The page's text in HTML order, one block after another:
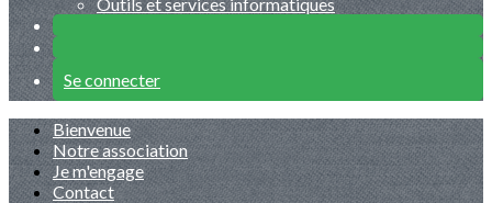
Se connecter
Bienvenue
Notre association
Je m'engage
Contact